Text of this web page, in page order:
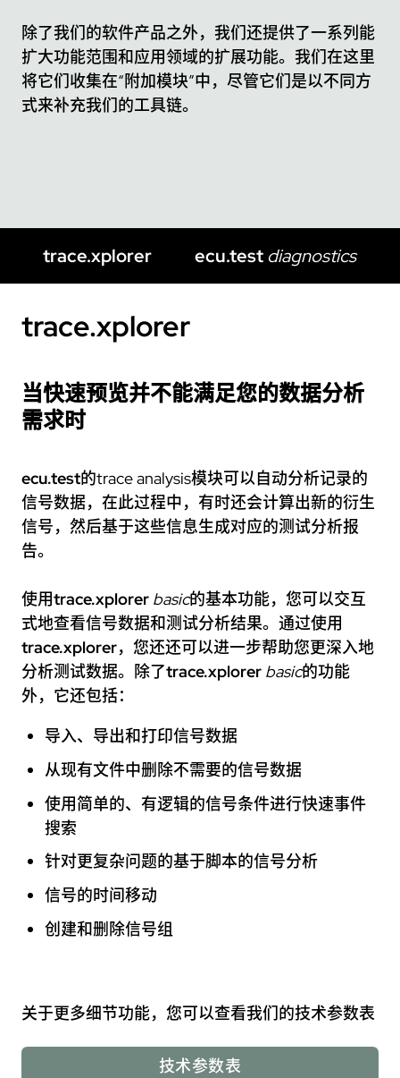
除了我们的软件产品之外，我们还提供了一系列能
扩大功能范围和应用领域的扩展功能。我们在这里
将它们收集在“附加模块”中，尽管它们是以不同方
式来补充我们的工具链。
trace.xplorer ecu.test diagnostics
trace.xplorer
当快速预览并不能满足您的数据分析
需求时
ecu.test的trace analysis模块可以自动分析记录的
信号数据，在此过程中，有时还会计算出新的衍生
信号，然后基于这些信息生成对应的测试分析报
告。
使用trace.xplorer basic的基本功能，您可以交互
式地查看信号数据和测试分析结果。通过使用
trace.xplorer，您还还可以进一步帮助您更深入地
分析测试数据。除了trace.xplorer basic的功能
外，它还包括：
导入、导出和打印信号数据
从现有文件中删除不需要的信号数据
使用简单的、有逻辑的信号条件进行快速事件
搜索
针对更复杂问题的基于脚本的信号分析
信号的时间移动
创建和删除信号组
关于更多细节功能，您可以查看我们的技术参数表
技术参数表